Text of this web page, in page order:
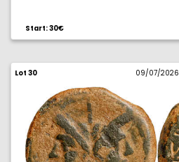
Start: 30€
Lot 30 09/07/2026